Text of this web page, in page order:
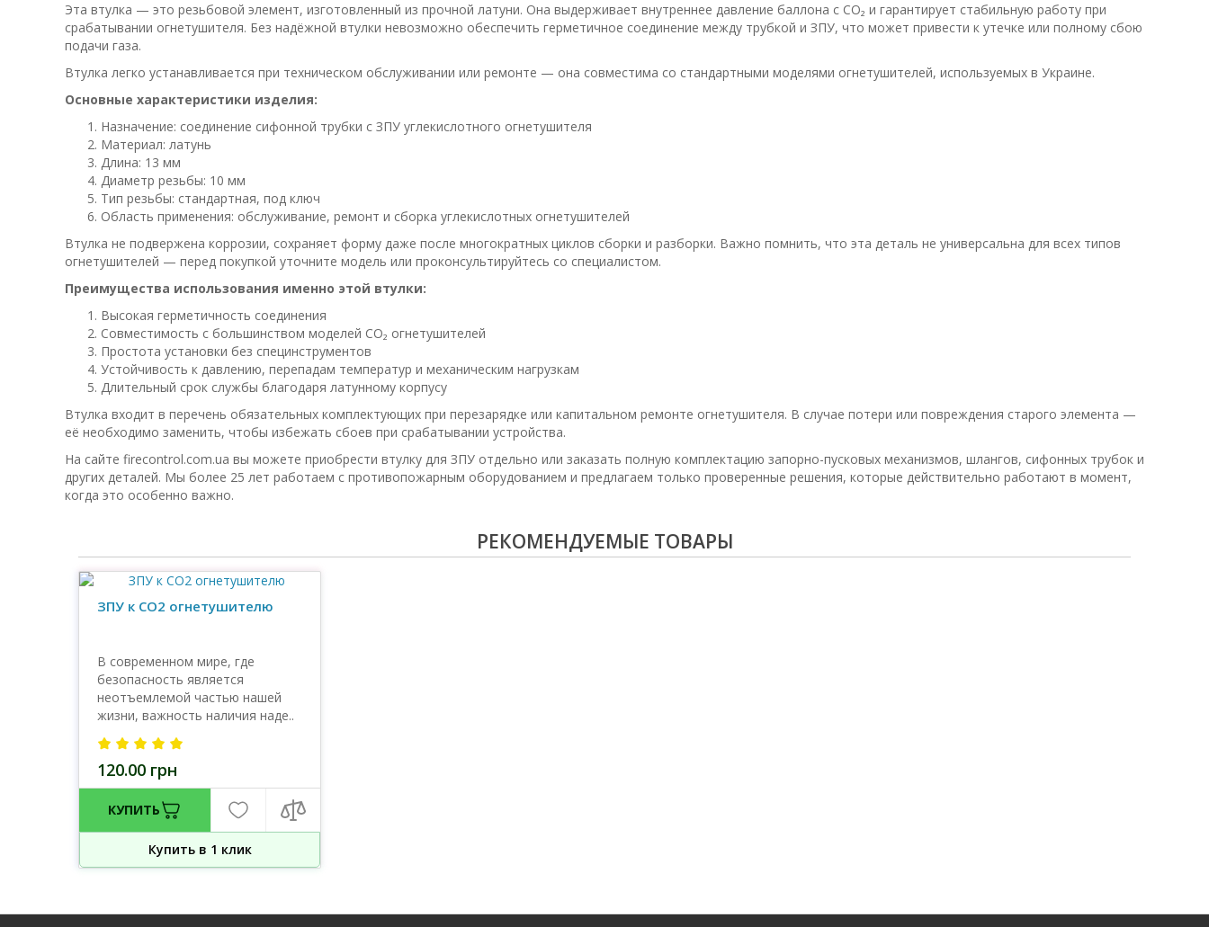
Эта втулка — это резьбовой элемент, изготовленный из прочной латуни. Она выдерживает внутреннее давление баллона с CO₂ и гарантирует стабильную работу при
срабатывании огнетушителя. Без надёжной втулки невозможно обеспечить герметичное соединение между трубкой и ЗПУ, что может привести к утечке или полному сбою
подачи газа.
Втулка легко устанавливается при техническом обслуживании или ремонте — она совместима со стандартными моделями огнетушителей, используемых в Украине.
Основные характеристики изделия:
Назначение: соединение сифонной трубки с ЗПУ углекислотного огнетушителя
Материал: латунь
Длина: 13 мм
Диаметр резьбы: 10 мм
Тип резьбы: стандартная, под ключ
Область применения: обслуживание, ремонт и сборка углекислотных огнетушителей
Втулка не подвержена коррозии, сохраняет форму даже после многократных циклов сборки и разборки. Важно помнить, что эта деталь не универсальна для всех типов
огнетушителей — перед покупкой уточните модель или проконсультируйтесь со специалистом.
Преимущества использования именно этой втулки:
Высокая герметичность соединения
Совместимость с большинством моделей CO₂ огнетушителей
Простота установки без специнструментов
Устойчивость к давлению, перепадам температур и механическим нагрузкам
Длительный срок службы благодаря латунному корпусу
Втулка входит в перечень обязательных комплектующих при перезарядке или капитальном ремонте огнетушителя. В случае потери или повреждения старого элемента —
её необходимо заменить, чтобы избежать сбоев при срабатывании устройства.
На сайте firecontrol.com.ua вы можете приобрести втулку для ЗПУ отдельно или заказать полную комплектацию запорно-пусковых механизмов, шлангов, сифонных трубок и
других деталей. Мы более 25 лет работаем с противопожарным оборудованием и предлагаем только проверенные решения, которые действительно работают в момент,
когда это особенно важно.
РЕКОМЕНДУЕМЫЕ ТОВАРЫ
ЗПУ к СО2 огнетушителю
В современном мире, где
безопасность является
неотъемлемой частью нашей
жизни, важность наличия наде..
120.00 грн
КУПИТЬ
Купить в 1 клик